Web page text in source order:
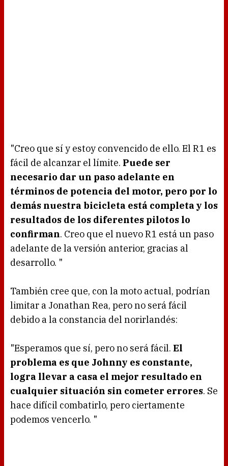
"Creo que sí y estoy convencido de ello. El R1 es
fácil de alcanzar el límite. Puede ser
necesario dar un paso adelante en
términos de potencia del motor, pero por lo
demás nuestra bicicleta está completa y los
resultados de los diferentes pilotos lo
confirman. Creo que el nuevo R1 está un paso
adelante de la versión anterior, gracias al
desarrollo. "
También cree que, con la moto actual, podrían
limitar a Jonathan Rea, pero no será fácil
debido a la constancia del norirlandés:
"Esperamos que sí, pero no será fácil. El
problema es que Johnny es constante,
logra llevar a casa el mejor resultado en
cualquier situación sin cometer errores. Se
hace difícil combatirlo, pero ciertamente
podemos vencerlo. "